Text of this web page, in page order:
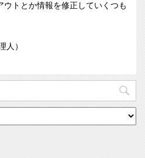
トとか情報を修正していくつも
人）